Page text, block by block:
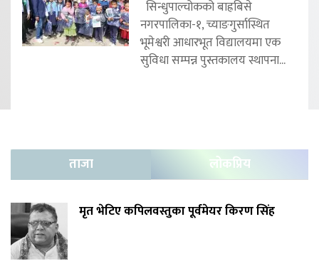
सिन्धुपाल्चोकको बाह्रबिसे
नगरपालिका-१, च्याङगुर्सास्थित
भूमेश्वरी आधारभूत विद्यालयमा एक
सुविधा सम्पन्न पुस्तकालय स्थापना...
ताजा लोकप्रिय
मृत भेटिए कपिलवस्तुका पूर्वमेयर किरण सिंह